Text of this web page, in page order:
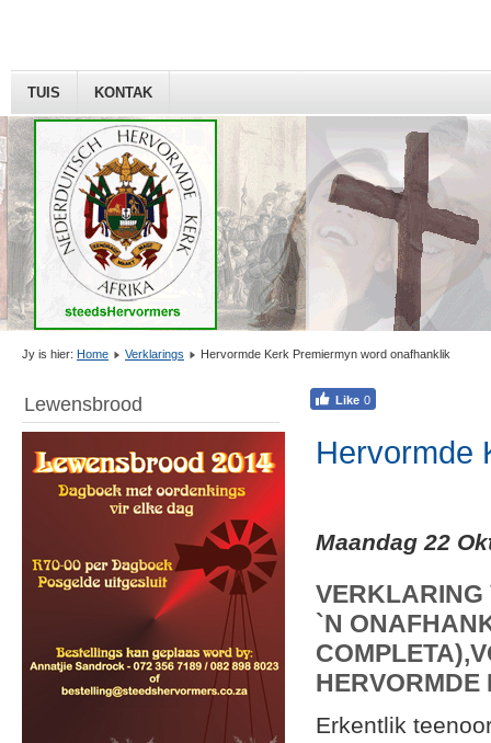
TUIS KONTAK
Jy is hier: Home Verklarings Hervormde Kerk Premiermyn word onafhanklik
Lewensbrood
Hervormde
Maandag 22
VERKLARING
`N
HERVORMDE
Erkentlik